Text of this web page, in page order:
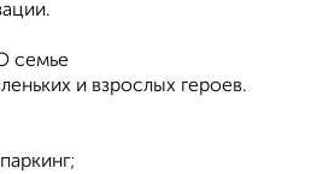
семье
и взрослых героев.